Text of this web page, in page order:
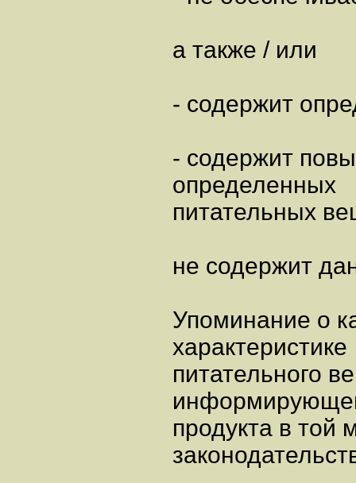
а также / или
- содержит
- содержит
определенных
питательных
не содержит
Упоминание о
характеристике
питательного
продукта в той